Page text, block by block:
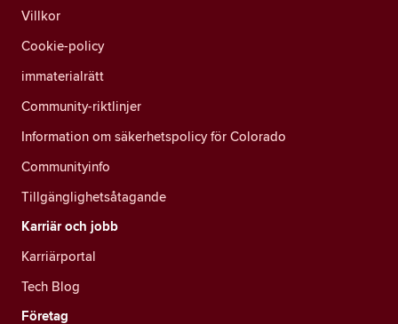
Villkor
Cookie-policy
immaterialrätt
Community-riktlinjer
Information om säkerhetspolicy för Colorado
Communityinfo
Tillgänglighetsåtagande
Karriär och jobb
Karriärportal
Tech Blog
Företag